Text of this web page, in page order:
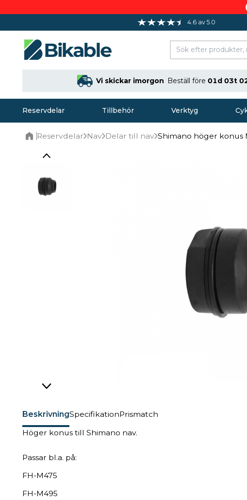
4.6 av 5.0
Vi skickar imorgon Beställ före01d 03t
Reservdelar Tillbehör Verktyg
Reservdelar Nav Delar till nav Shimano höger konus
BeskrivningSpecifikationPrismatch
Höger konus till Shimano nav.
Passar bl.a. på:
FH-M475
FH-M495